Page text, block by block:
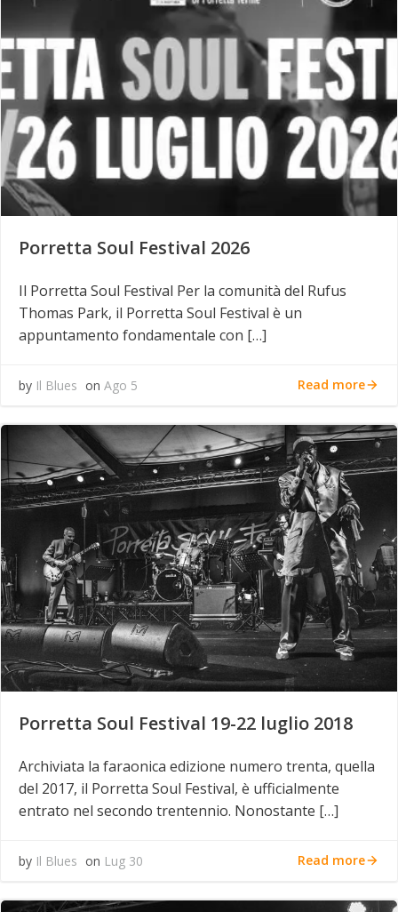
Porretta Soul Festival 2026
Il Porretta Soul Festival Per la comunità del Rufus
Thomas Park, il Porretta Soul Festival è un
appuntamento fondamentale con […]
by Il Blues on Ago 5 Read more
Porretta Soul Festival 19-22 luglio 2018
Archiviata la faraonica edizione numero trenta, quella
del 2017, il Porretta Soul Festival, è ufficialmente
entrato nel secondo trentennio. Nonostante […]
by Il Blues on Lug 30 Read more